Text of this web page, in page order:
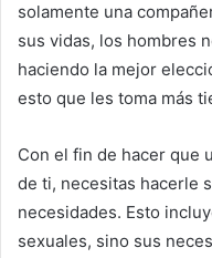
solamente una
sus vidas, los hombres
haciendo la mejor
esto que les toma más
Con el fin de hacer que
de ti, necesitas hacerle
necesidades. Esto
sexuales, sino sus